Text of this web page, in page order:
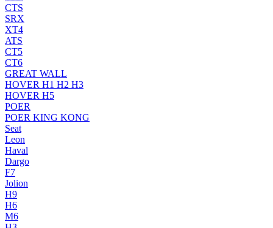
CTS
SRX
XT4
ATS
CT5
CT6
GREAT WALL
HOVER H1 H2 H3
HOVER H5
POER
POER KING KONG
Seat
Leon
Haval
Dargo
F7
Jolion
H9
H6
M6